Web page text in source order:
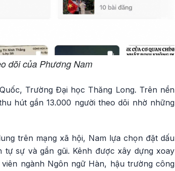
dõi của Phương Nam
Trường Đại học Thăng Long. Trên nền
hút gần 13.000 người theo dõi nhờ những
trên mạng xã hội, Nam lựa chọn đặt dấu
sự và gần gũi. Kênh được xây dựng xoay
ngành Ngôn ngữ Hàn, hậu trường công